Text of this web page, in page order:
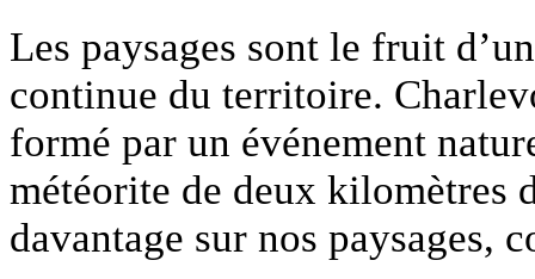
Les paysages sont le fruit
continue du territoire.
formé par un événement
météorite de deux kilomètres
davantage sur nos paysages,